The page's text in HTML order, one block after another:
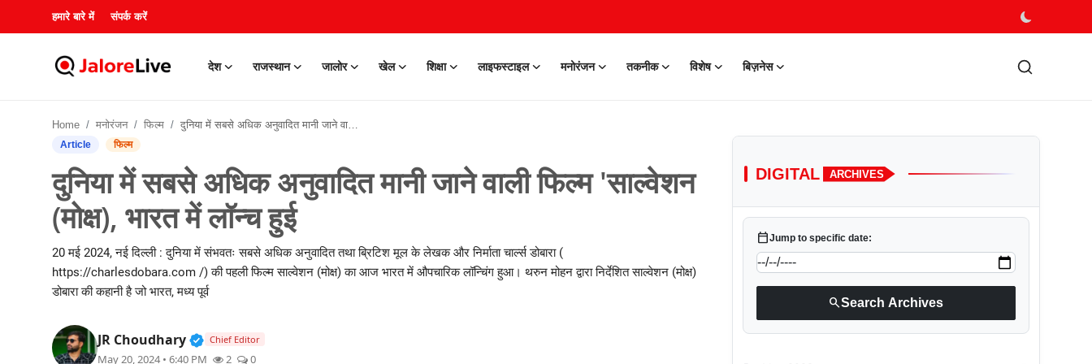
हमारे बारे में संपर्क करें
देश राजस्थान जालोर खेल शिक्षा लाइफस्टाइल मनोरंजन तकनीक विशेष बिज़नेस
राजस्थान
Home मनोरंजन फिल्म दुनिया में सबसे अधिक अनुवादित मानी जाने वाली फिल्म 'साल्वेशन (मोक्ष), भारत में लॉन्च हुई
Article फिल्म
दुनिया में सबसे अधिक अनुवादित मानी जाने वाली फिल्म 'साल्वेशन
(मोक्ष), भारत में लॉन्च हुई
20 मई 2024, नई दिल्ली : दुनिया में संभवतः सबसे अधिक अनुवादित तथा ब्रिटिश मूल के लेखक और निर्माता चार्ल्स डोबारा (
https://charlesdobara.com /) की पहली फिल्म साल्वेशन (मोक्ष) का आज भारत में औपचारिक लॉन्चिंग हुआ। थरुन मोहन द्वारा निर्देशित साल्वेशन (मोक्ष)
डोबारा की कहानी है जो भारत, मध्य पूर्व
JR Choudhary Verified Public Figure • 30 Mar, 2026
Chief Editor
May 20, 2024 • 6:40 PM 2 0
DIGITAL ARCHIVES
calendar_todayJump to specific date:
searchSearch Archives